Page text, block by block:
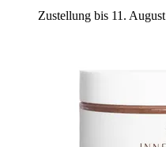
Zustellung bis 11. August